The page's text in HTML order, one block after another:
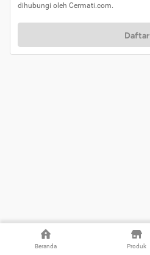
Beranda Produk
dihubungi oleh Cermati.com.
Daftar